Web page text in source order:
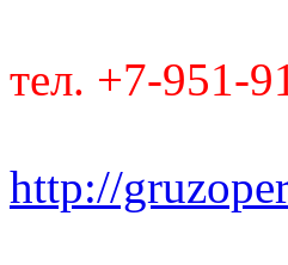
тел. +7-951-
http://